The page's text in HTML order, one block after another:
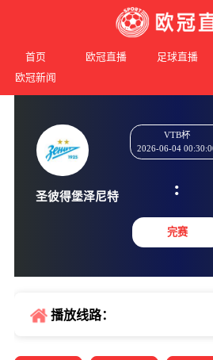
首页 欧冠直播 足球直播
欧冠新闻
圣彼得堡泽尼特
播放线路：